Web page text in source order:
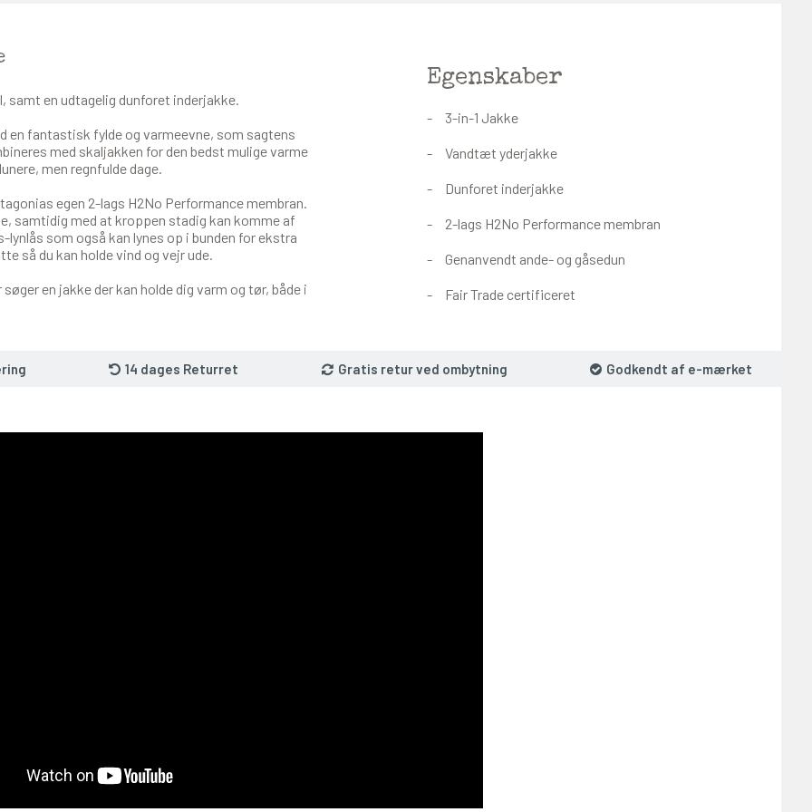
en udtagelig dunforet inderjakke.
en fantastisk fylde og varmeevne, som sagtens
med skaljakken for den bedst mulige varme
men regnfulde dage.
egen 2-lags H2No Performance membran.
samtidig med at kroppen stadig kan komme af
som også kan lynes op i bunden for ekstra
så du kan holde vind og vejr ude.
en jakke der kan holde dig varm og tør, både i
Egenskaber
3-in-1 Jakke
Vandtæt yderjakke
Dunforet inderjakke
2-lags H2No Performance membran
Genanvendt ande- og gåsedun
Fair Trade certificeret
14 dages Returret Gratis retur ved ombytning Godkendt af e-mærket